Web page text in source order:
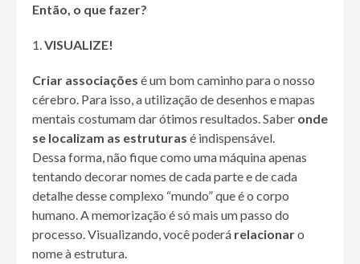
Então, o que fazer?
VISUALIZE!
Criar associações é um bom caminho para o nosso
cérebro. Para isso, a utilização de desenhos e mapas
mentais costumam dar ótimos resultados. Saber onde
se localizam as estruturas é indispensável.
Dessa forma, não fique como uma máquina apenas
tentando decorar nomes de cada parte e de cada
detalhe desse complexo “mundo” que é o corpo
humano. A memorização é só mais um passo do
processo. Visualizando, você poderá relacionaro
nome à estrutura.